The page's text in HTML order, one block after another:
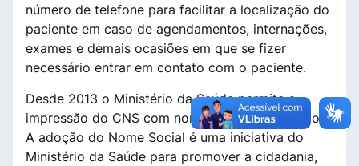
número de telefone para facilitar a localização do
paciente em caso de agendamentos, internações,
exames e demais ocasiões em que se fizer
necessário entrar em contato com o paciente.
Desde 2013 o Ministério da Saúde permite a
impressão do CNS com nome social do cidadão.
A adoção do Nome Social é uma iniciativa do
Ministério da Saúde para promover a cidadania,